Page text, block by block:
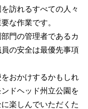
訪れるすべての人々
な作業です。
門の管理者であるカ
の安全は最優先事項
おかけするかもしれ
ドヘッド州立公園を
楽しんでいただくた